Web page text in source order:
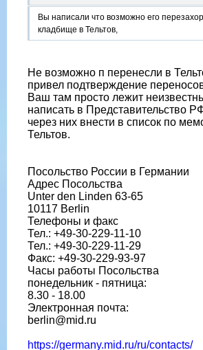
Вы написали что возможно его
кладбище в Тельтов,
Не возможно п перенесли в
привел подтверждение
Ваш там просто лежит
написать в Представительство
через них внести в список по
Тельтов.
Посольство России в Германии
Адрес Посольства
Unter den Linden 63-65
10117 Berlin
Телефоны и факс
Тел.: +49-30-229-11-10
Тел.: +49-30-229-11-29
Факс: +49-30-229-93-97
Часы работы Посольства
понедельник - пятница:
8.30 - 18.00
Электронная почта:
berlin@mid.ru
https://germany.mid.ru/ru/contacts/